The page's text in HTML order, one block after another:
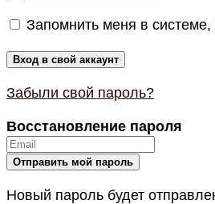
Запомнить меня в
Забыли свой пароль?
Восстановление пароля
Новый пароль будет